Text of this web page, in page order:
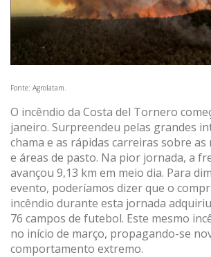
Fonte: Agrolatam.
O incêndio da Costa del Tornero
janeiro. Surpreendeu pelas grandes
chama e as rápidas carreiras sobre as
e áreas de pasto. Na pior jornada, a
avançou 9,13 km em meio dia. Para
evento, poderíamos dizer que o
incêndio durante esta jornada
76 campos de futebol. Este mesmo
no início de março, propagando-se
comportamento extremo.